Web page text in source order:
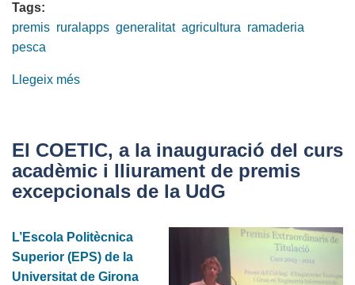
Tags:
premis ruralapps generalitat agricultura ramaderia
pesca
Llegeix més
premis
RuralApps
de
Generalitat
El COETIC, a la inauguració del curs
acadèmic i lliurament de premis
excepcionals de la UdG
L’Escola Politècnica
Superior (EPS) de la
Universitat de Girona